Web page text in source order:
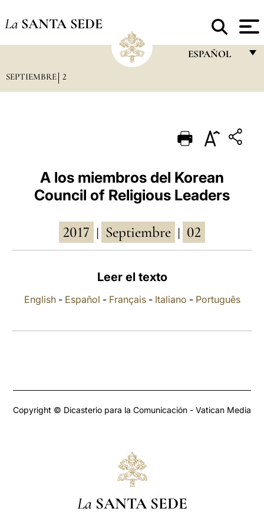
La SANTA SEDE
ESPAÑOL
PORTUGUÊS
DEUTSCH
العربيّة
SEPTIEMBRE 2
A los miembros del Korean
Council of Religious Leaders
2017 Septiembre 02
Leer el texto
English- Español - Français- Italiano - Português
Copyright © Dicasterio para la Comunicación - Vatican Media
La SANTA SEDE